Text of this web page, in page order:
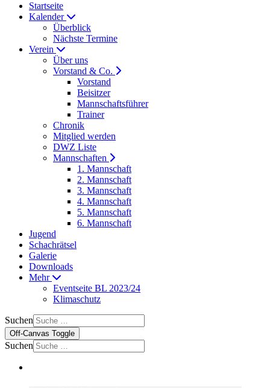
Startseite
Kalender
Überblick
Nächste Termine
Verein
Über uns
Vorstand & Co.
Vorstand
Beisitzer
Mannschaftsführer
Trainer
Chronik
Mitglied werden
DWZ Liste
Mannschaften
1. Mannschaft
2. Mannschaft
3. Mannschaft
4. Mannschaft
5. Mannschaft
6. Mannschaft
Jugend
Schachrätsel
Galerie
Downloads
Mehr
Eventseite BL 2023/24
Klimaschutz
Suchen
Off-Canvas Toggle
Suchen